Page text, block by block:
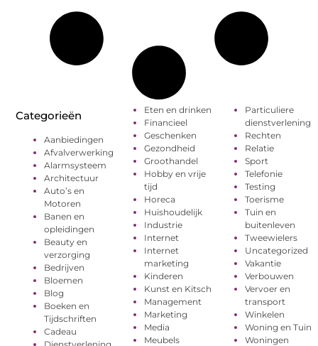
Categorieën
Aanbiedingen
Afvalverwerking
Alarmsysteem
Architectuur
Auto’s en
Motoren
Banen en
opleidingen
Beauty en
verzorging
Bedrijven
Bloemen
Blog
Boeken en
Tijdschriften
Cadeau
Eten en drinken
Financieel
Geschenken
Gezondheid
Groothandel
Hobby en vrije
tijd
Horeca
Huishoudelijk
Industrie
Internet
Internet
marketing
Kinderen
Kunst en Kitsch
Management
Marketing
Media
Meubels
Particuliere
dienstverlening
Rechten
Relatie
Sport
Telefonie
Testing
Toerisme
Tuin en
buitenleven
Tweewielers
Uncategorized
Vakantie
Verbouwen
Vervoer en
transport
Winkelen
Woning en Tuin
Woningen